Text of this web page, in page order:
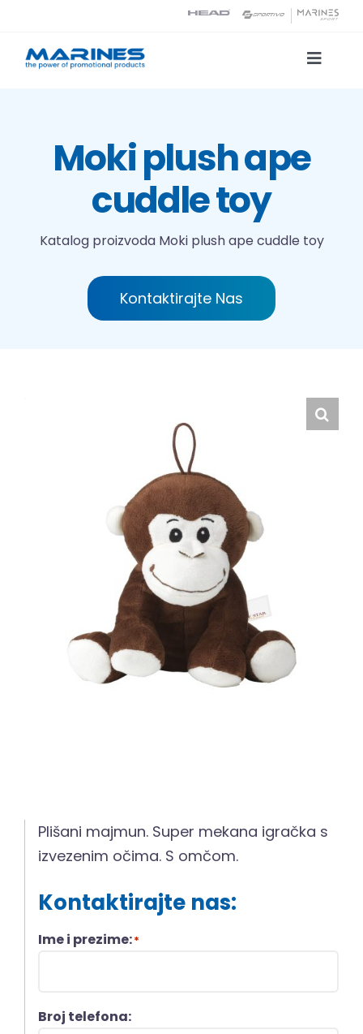
content
Toggle
Tehnologije tiska
Moki plush ape
cuddle toy
Katalog proizvoda Moki plush ape cuddle toy
Kontaktirajte Nas
Plišani majmun. Super mekana igračka s
izvezenim očima. S omčom.
Kontaktirajte nas:
Ime i prezime:*
Broj telefona: